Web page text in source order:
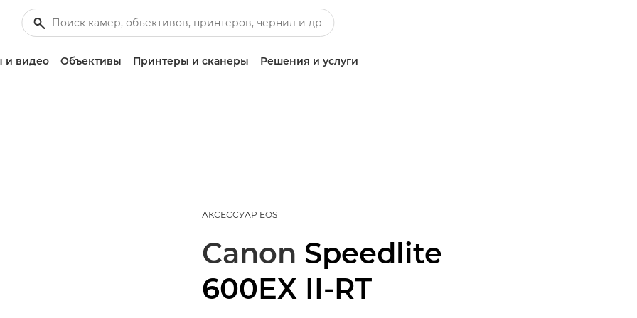
и видео Объективы Принтеры и сканеры Решения и услуги
АКСЕССУАР EOS
Canon Speedlite
600EX II-RT